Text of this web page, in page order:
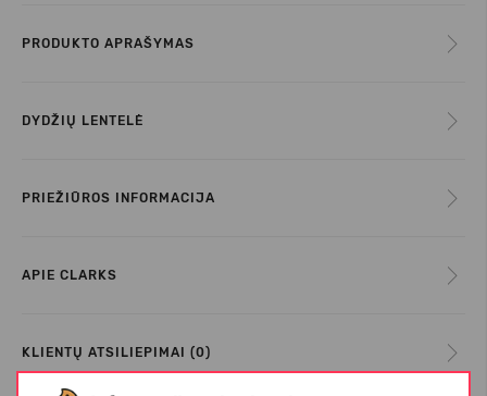
PRODUKTO APRAŠYMAS
DYDŽIŲ LENTELĖ
PRIEŽIŪROS INFORMACIJA
APIE CLARKS
KLIENTŲ ATSILIEPIMAI (0)